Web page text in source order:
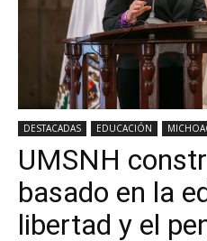
DESTACADAS EDUCACIÓN
UMSNH
basado en la
libertad y el